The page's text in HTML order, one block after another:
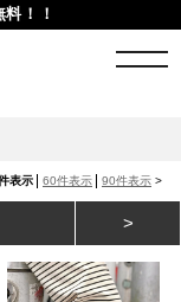
！！
表示 60件表示 90件表示 >
>